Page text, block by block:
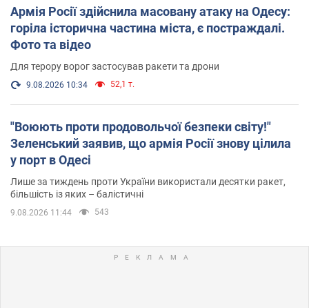
Армія Росії здійснила масовану атаку на Одесу:
горіла історична частина міста, є постраждалі.
Фото та відео
Для терору ворог застосував ракети та дрони
9.08.2026 10:34 52,1 т.
"Воюють проти продовольчої безпеки світу!"
Зеленський заявив, що армія Росії знову цілила
у порт в Одесі
Лише за тиждень проти України використали десятки ракет,
більшість із яких – балістичні
9.08.2026 11:44 543